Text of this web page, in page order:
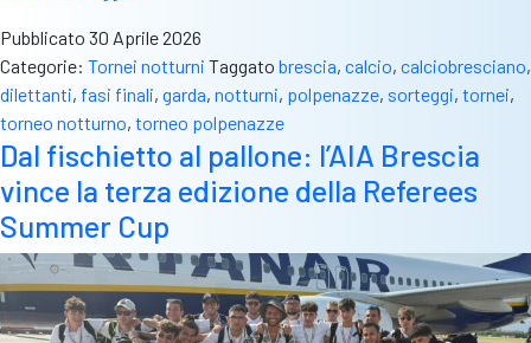
la
46ª
edizione
del
Torneo
di
la
composizione
dei
gironi
Pubblicato 30 Aprile 2026
Categorie: Tornei notturni Taggato brescia, calcio, calciobresciano,
dilettanti, fasi finali, garda, notturni, polpenazze, sorteggi, tornei,
torneo notturno, torneo polpenazze
Dal fischietto al pallone: l’AIA Brescia
vince la terza edizione della Referees
Summer Cup